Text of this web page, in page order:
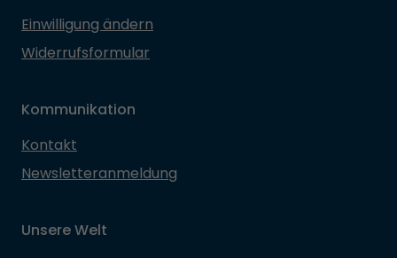
Einwilligung ändern
Widerrufsformular
Kommunikation
Kontakt
Newsletteranmeldung
Unsere Welt